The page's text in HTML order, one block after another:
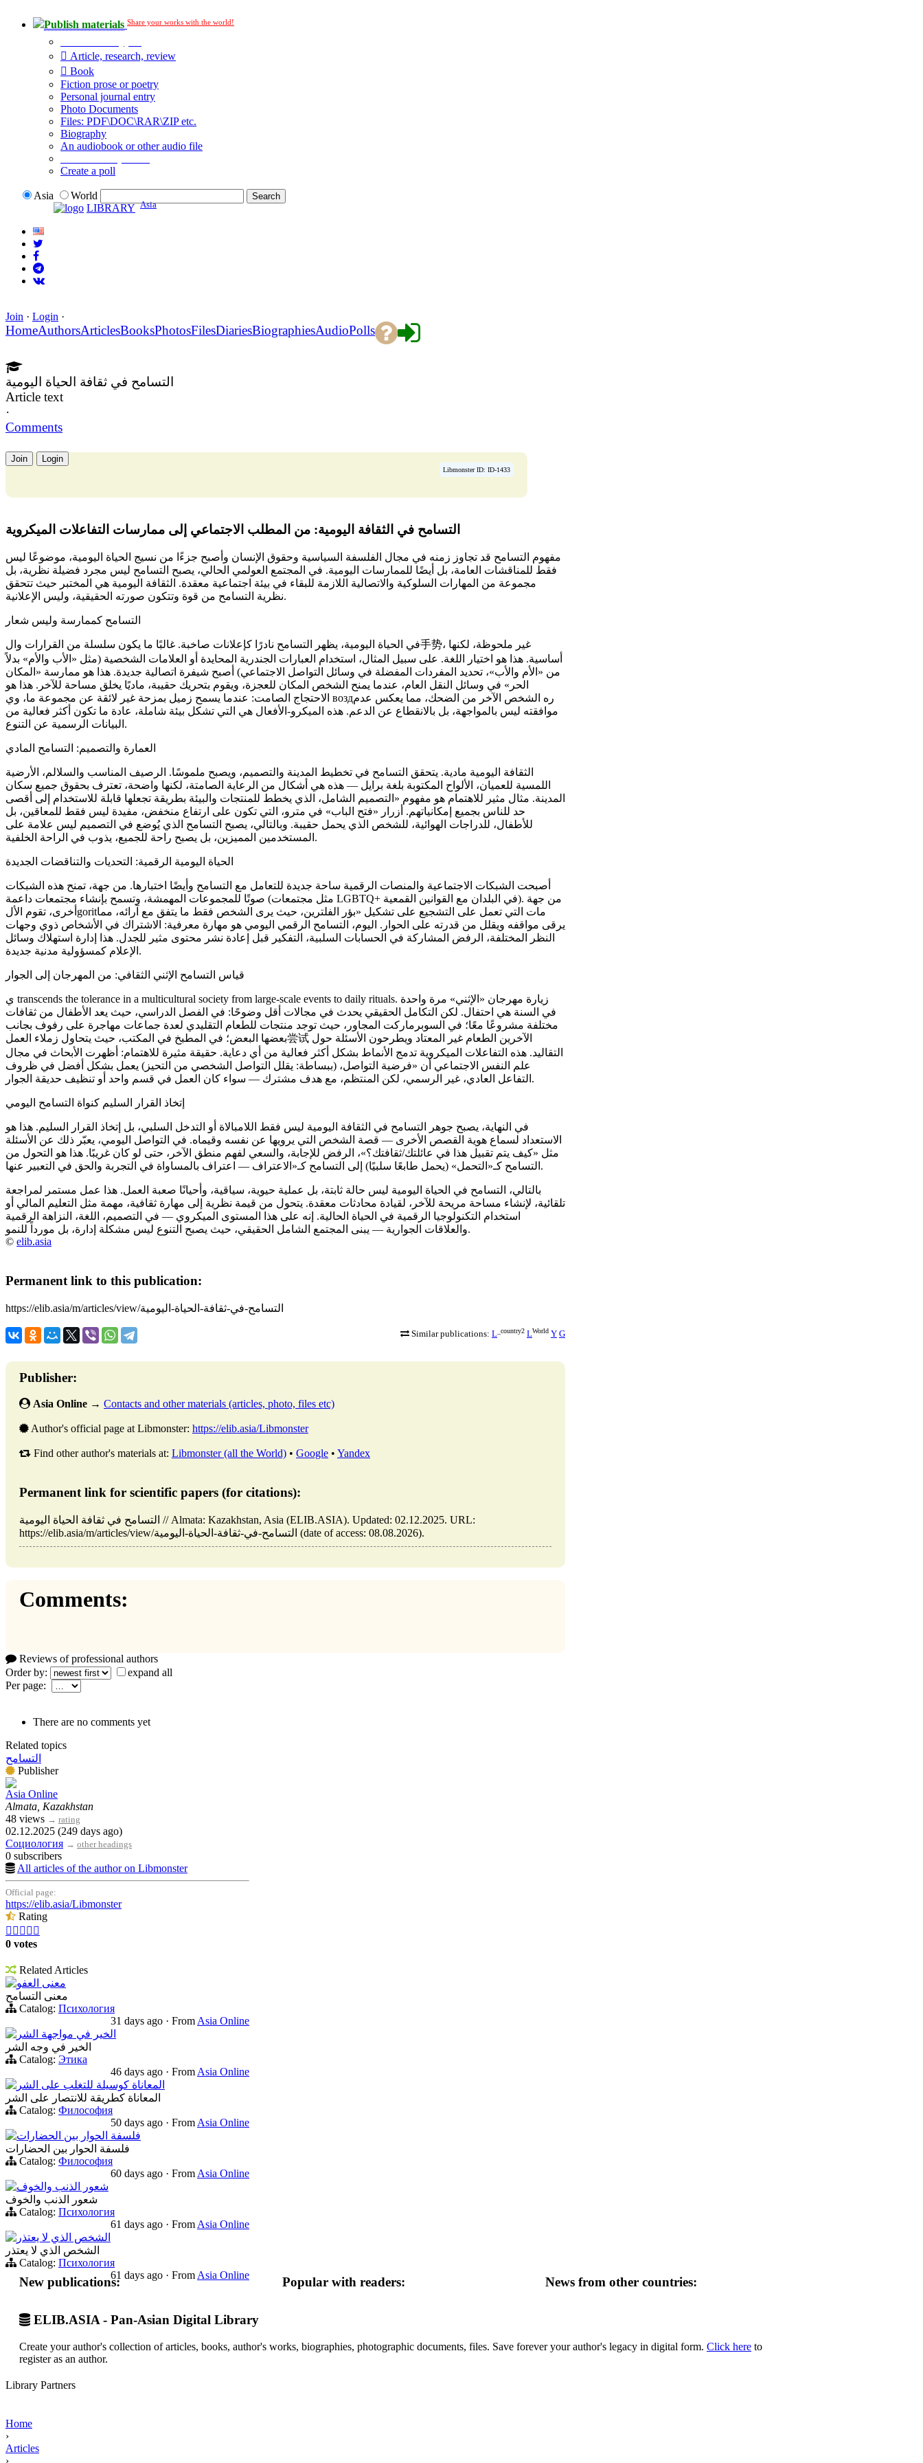
Publish materials Share your works with the world!
Article, research, review
Book
Fiction prose or poetry
Personal journal entry
Photo Documents
Files: PDF\DOC\RAR\ZIP etc.
Biography
An audiobook or other audio file
Create a poll
Asia
World
LIBRARY Asia
Join · Login ·
HomeAuthorsArticlesBooksPhotosFilesDiariesBiographiesAudioPolls
التسامح في ثقافة الحياة اليومية
Article text
·
Comments
Join Login
Libmonster ID: ID-1433
التسامح في الثقافة اليومية: من المطلب الاجتماعي إلى ممارسات التفاعلات الميكروية
مفهوم التسامح قد تجاوز زمنه في مجال الفلسفة السياسية وحقوق الإنسان وأصبح جزءًا من نسيج الحياة اليومية، موضوعًا ليس
فقط للمناقشات العامة، بل أيضًا للممارسات اليومية. في المجتمع العولمي الحالي، يصبح التسامح ليس مجرد فضيلة نظرية، بل
مجموعة من المهارات السلوكية والاتصالية اللازمة للبقاء في بيئة اجتماعية معقدة. الثقافة اليومية هي المختبر حيث تتحقق
نظرية التسامح من قوة وتتكون صورته الحقيقية، وليس الإعلانية.
التسامح كممارسة وليس شعار
في الحياة اليومية، يظهر التسامح نادرًا كإعلانات صاخبة. غالبًا ما يكون سلسلة من القرارات وال手势، غير ملحوظة، لكنها
أساسية. هذا هو اختيار اللغة. على سبيل المثال، استخدام العبارات الجندرية المحايدة أو العلامات الشخصية (مثل «الأب والأم» بدلاً
من «الأم والأب»، تحديد المفردات المفضلة في وسائل التواصل الاجتماعي) أصبح شيفرة اتصالية جديدة. هذا هو ممارسة «المكان
الحر» في وسائل النقل العام، عندما يمنح الشخص المكان للعجزة، ويقوم بتحريك حقيبة، ماديًا يخلق مساحة للآخر. هذا هو
الاحتجاج الصامت: عندما يسمح زميل بمزحة غير لائقة عن مجموعة ما، وي воздره الشخص الآخر من الضحك، مما يعكس عدم
موافقته ليس بالمواجهة، بل بالانقطاع عن الدعم. هذه الميكرو-الأفعال هي التي تشكل بيئة شاملة، عادة ما تكون أكثر فعالية من
البيانات الرسمية عن التنوع.
العمارة والتصميم: التسامح المادي
الثقافة اليومية مادية. يتحقق التسامح في تخطيط المدينة والتصميم، ويصبح ملموسًا. الرصيف المناسب والسلالم، الأرضية
اللمسية للعميان، الألواح المكتوبة بلغة برايل — هذه هي أشكال من الرعاية الصامتة، لكنها واضحة، تعترف بحقوق جميع سكان
المدينة. مثال مثير للاهتمام هو مفهوم «التصميم الشامل، الذي يخطط للمنتجات والبيئة بطريقة تجعلها قابلة للاستخدام إلى أقصى
حد للناس بجميع إمكانياتهم. أزرار «فتح الباب» في مترو، التي تكون على ارتفاع منخفض، مفيدة ليس فقط للمعاقين، بل
للأطفال، للدراجات الهوائية، للشخص الذي يحمل حقيبة. وبالتالي، يصبح التسامح الذي يُوضع في التصميم ليس علامة على
المستخدمين المميزين، بل يصبح راحة للجميع، يذوب في الراحة الخلفية.
الحياة اليومية الرقمية: التحديات والتناقضات الجديدة
أصبحت الشبكات الاجتماعية والمنصات الرقمية ساحة جديدة للتعامل مع التسامح وأيضًا اختبارها. من جهة، تمنح هذه الشبكات
صوتًا للمجموعات المهمشة، وتسمح بإنشاء مجتمعات داعمة (مثل مجتمعات LGBTQ+ في البلدان مع القوانين القمعية). من جهة
أخرى، تقوم الألgoritمات التي تعمل على التشجيع على تشكيل «بؤر الفلترين، حيث يرى الشخص فقط ما يتفق مع آرائه، مما
يرقى مواقفه ويقلل من قدرته على الحوار. اليوم، التسامح الرقمي اليومي هو مهارة معرفية: الاشتراك في الأشخاص ذوي وجهات
النظر المختلفة، الرفض المشاركة في الحسابات السلبية، التفكير قبل إعادة نشر محتوى مثير للجدل. هذا إدارة استهلاك وسائل
الإعلام كمسؤولية مدنية جديدة.
قياس التسامح الإثني الثقافي: من المهرجان إلى الجوار
ي transcends the tolerance in a multicultural society from large-scale events to daily rituals. زيارة مهرجان «الإثني» مرة واحدة
في السنة هي احتفال. لكن التكامل الحقيقي يحدث في مجالات أقل وضوحًا: في الفصل الدراسي، حيث يعد الأطفال من ثقافات
مختلفة مشروعًا معًا؛ في السوبرماركت المجاور، حيث توجد منتجات للطعام التقليدي لعدة جماعات مهاجرة على رفوف بجانب
بعضها البعض؛ في المطبخ في المكتب، حيث يتحاول زملاء العمل尝试 الآخرين الطعام غير المعتاد ويطرحون الأسئلة حول
التقاليد. هذه التفاعلات الميكروية تدمج الأنماط بشكل أكثر فعالية من أي دعاية. حقيقة مثيرة للاهتمام: أظهرت الأبحاث في مجال
علم النفس الاجتماعي أن «فرضية التواصل، (ببساطة: يقلل التواصل الشخصي من التحيز) يعمل بشكل أفضل في ظروف
التفاعل العادي، غير الرسمي، لكن المنتظم، مع هدف مشترك — سواء كان العمل في قسم واحد أو تنظيف حديقة الجوار.
إتخاذ القرار السليم كنواة التسامح اليومي
في النهاية، يصبح جوهر التسامح في الثقافة اليومية ليس فقط اللامبالاة أو التدخل السلبي، بل إتخاذ القرار السليم. هذا هو
الاستعداد لسماع هوية القصص الأخرى — قصة الشخص التي يرويها عن نفسه وقيماه. في التواصل اليومي، يعبّر ذلك عن الأسئلة
مثل «كيف يتم تقبيل هذا في عائلتك/ثقافتك؟»، الرفض للإجابة، والسعي لفهم منطق الآخر، حتى لو كان غريبًا. هذا هو التحول من
التسامح كـ«التحمل» (يحمل طابعًا سلبيًا) إلى التسامح كـ«الاعتراف — اعتراف بالمساواة في التجربة والحق في التعبير عنها.
بالتالي، التسامح في الحياة اليومية ليس حالة ثابتة، بل عملية حيوية، سياقية، وأحيانًا صعبة العمل. هذا عمل مستمر لمراجعة
تلقائية، لإنشاء مساحة مريحة للآخر، لقيادة محادثات معقدة. يتحول من قيمة نظرية إلى مهارة ثقافية، مهمة مثل التعليم المالي أو
استخدام التكنولوجيا الرقمية في الحياة الحالية. إنه على هذا المستوى الميكروي — في التصميم، اللغة، النزاهة الرقمية
والعلاقات الجوارية — يبنى المجتمع الشامل الحقيقي، حيث يصبح التنوع ليس مشكلة إدارة، بل مورداً للنمو.
© elib.asia
Permanent link to this publication:
https://elib.asia/m/articles/view/التسامح-في-ثقافة-الحياة-اليومية
Similar publications: L _country2 LWorld Y G
Publisher:
Asia Online → Contacts and other materials (articles, photo, files etc)
Author's official page at Libmonster: https://elib.asia/Libmonster
Find other author's materials at: Libmonster (all the World) • Google • Yandex
Permanent link for scientific papers (for citations):
التسامح في ثقافة الحياة اليومية // Almata: Kazakhstan, Asia (ELIB.ASIA). Updated: 02.12.2025. URL:
https://elib.asia/m/articles/view/التسامح-في-ثقافة-الحياة-اليومية (date of access: 08.08.2026).
Comments:
Reviews of professional authors
Order by:
expand all
Per page:
There are no comments yet
Related topics
التسامح
Publisher
Asia Online
Almata, Kazakhstan
48 views → rating
02.12.2025 (249 days ago)
Социология → other headings
0 subscribers
All articles of the author on Libmonster
Official page:
https://elib.asia/Libmonster
Rating
    
0 votes
Related Articles
معنى العفو
معنى التسامح
Catalog: Психология
31 days ago · From Asia Online
الخير في مواجهة الشر
الخير في وجه الشر
Catalog: Этика
46 days ago · From Asia Online
المعاناة كوسيلة للتغلب على الشر
المعاناة كطريقة للانتصار على الشر
Catalog: Философия
50 days ago · From Asia Online
فلسفة الحوار بين الحضارات
فلسفة الحوار بين الحضارات
Catalog: Философия
60 days ago · From Asia Online
شعور الذنب والخوف
شعور الذنب والخوف
Catalog: Психология
61 days ago · From Asia Online
الشخص الذي لا يعتذر
الشخص الذي لا يعتذر
Catalog: Психология
61 days ago · From Asia Online
New publications: Popular with readers: News from other countries:
ELIB.ASIA - Pan-Asian Digital Library
Create your author's collection of articles, books, author's works, biographies, photographic documents, files. Save forever your author's legacy in digital form. Click here to
register as an author.
Library Partners
Home
›
Articles
›